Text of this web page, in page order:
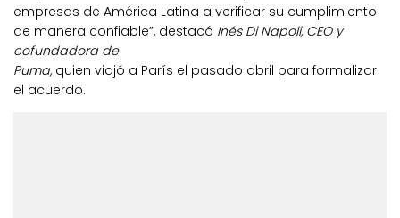
empresas de América Latina a verificar su cumplimiento
de manera confiable”, destacó Inés Di Napoli, CEO y
cofundadora de
Puma,quien viajó a París el pasado abril para formalizar
el acuerdo.